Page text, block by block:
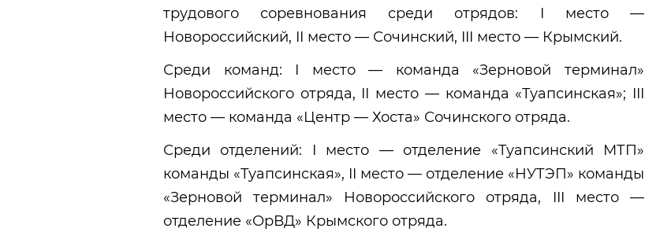
трудового соревнования среди отрядов: I место —
Новороссийский, II место — Сочинский, III место — Крымский.
Среди команд: I место — команда «Зерновой терминал»
Новороссийского отряда, II место — команда «Туапсинская»; III
место — команда «Центр — Хоста» Сочинского отряда.
Среди отделений: I место — отделение «Туапсинский МТП»
команды «Туапсинская», II место — отделение «НУТЭП» команды
«Зерновой терминал» Новороссийского отряда, III место —
отделение «ОрВД» Крымского отряда.